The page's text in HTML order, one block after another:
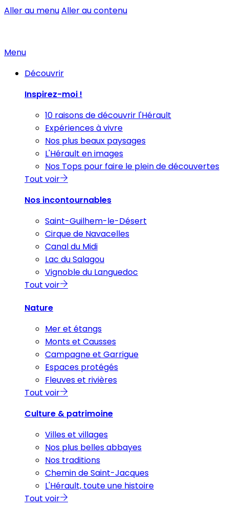
Aller au menuAller au contenu
Menu
Découvrir
Inspirez-moi !
10 raisons de découvrir l'Hérault
Expériences à vivre
Nos plus beaux paysages
L'Hérault en images
Nos Tops pour faire le plein de découvertes
Tout voir
Nos incontournables
Saint-Guilhem-le-Désert
Cirque de Navacelles
Canal du Midi
Lac du Salagou
Vignoble du Languedoc
Tout voir
Nature
Mer et étangs
Monts et Causses
Campagne et Garrigue
Espaces protégés
Fleuves et rivières
Tout voir
Culture & patrimoine
Villes et villages
Nos plus belles abbayes
Nos traditions
Chemin de Saint-Jacques
L'Hérault, toute une histoire
Tout voir